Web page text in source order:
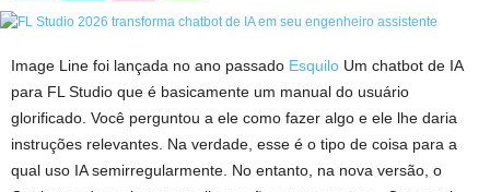
Image Line foi lançada no ano passado Esquilo Um chatbot de IA
para FL Studio que é basicamente um manual do usuário
glorificado. Você perguntou a ele como fazer algo e ele lhe daria
instruções relevantes. Na verdade, esse é o tipo de coisa para a
qual uso IA semirregularmente. No entanto, na nova versão, o